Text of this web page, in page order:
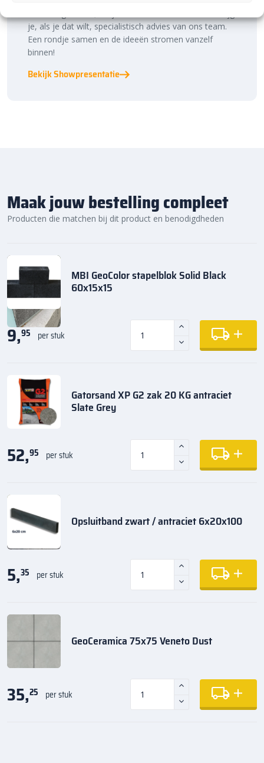
je, als je dat wilt, specialistisch advies van ons team.
Een rondje samen en de ideeën stromen vanzelf
binnen!
Bekijk Showpresentatie
Maak jouw bestelling compleet
Producten die matchen bij dit product en benodigdheden
MBI GeoColor stapelblok Solid Black
60x15x15
9,95 per stuk
Gatorsand XP G2 zak 20 KG antraciet
Slate Grey
52,95 per stuk
Opsluitband zwart / antraciet 6x20x100
5,35 per stuk
GeoCeramica 75x75 Veneto Dust
35,25 per stuk